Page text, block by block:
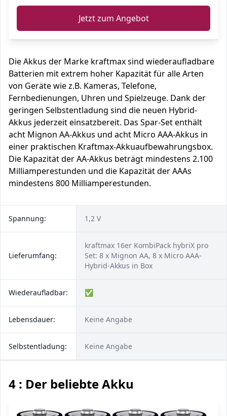
Jetzt zum Angebot
Die Akkus der Marke kraftmax sind wiederaufladbare
Batterien mit extrem hoher Kapazität für alle Arten
von Geräte wie z.B. Kameras, Telefone,
Fernbedienungen, Uhren und Spielzeuge. Dank der
geringen Selbstentladung sind die neuen Hybrid-
Akkus jederzeit einsatzbereit. Das Spar-Set enthält
acht Mignon AA-Akkus und acht Micro AAA-Akkus in
einer praktischen Kraftmax-Akkuaufbewahrungsbox.
Die Kapazität der AA-Akkus beträgt mindestens 2.100
Milliamperestunden und die Kapazität der AAAs
mindestens 800 Milliamperestunden.
Spannung: 1,2 V
Lieferumfang:
kraftmax 16er KombiPack hybriX pro
Set: 8 x Mignon AA, 8 x Micro AAA-
Hybrid-Akkus in Box
Wiederaufladbar: ✅
Lebensdauer: Keine Angabe
Selbstentladung: Keine Angabe
4 : Der beliebte Akku